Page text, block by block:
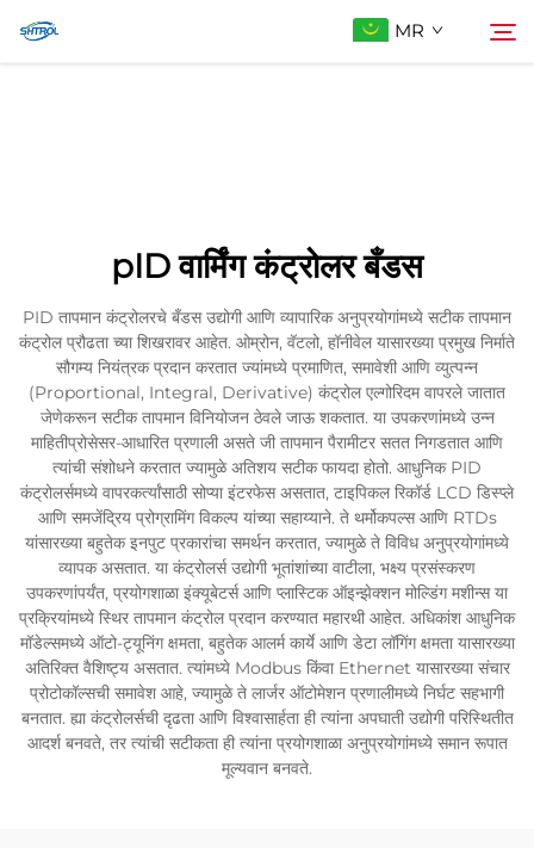
MR
आम्हाला संपर्क करा
pID वार्मिंग कंट्रोलर बँडस
PID तापमान कंट्रोलरचे बँडस उद्योगी आणि व्यापारिक अनुप्रयोगांमध्ये सटीक तापमान
कंट्रोल प्रौढता च्या शिखरावर आहेत. ओम्रोन, वॅटलो, हॉनीवेल यासारख्या प्रमुख निर्माते
सौगम्य नियंत्रक प्रदान करतात ज्यांमध्ये प्रमाणित, समावेशी आणि व्युत्पन्न
(Proportional, Integral, Derivative) कंट्रोल एल्गोरिदम वापरले जातात
जेणेकरून सटीक तापमान विनियोजन ठेवले जाऊ शकतात. या उपकरणांमध्ये उन्न
माहितीप्रोसेसर-आधारित प्रणाली असते जी तापमान पैरामीटर सतत निगडतात आणि
त्यांची संशोधने करतात ज्यामुळे अतिशय सटीक फायदा होतो. आधुनिक PID
कंट्रोलर्समध्ये वापरकर्त्यांसाठी सोप्या इंटरफेस असतात, टाइपिकल रिकॉर्ड LCD डिस्प्ले
आणि समजेंद्रिय प्रोग्रामिंग विकल्प यांच्या सहाय्याने. ते थर्मोकपल्स आणि RTDs
यांसारख्या बहुतेक इनपुट प्रकारांचा समर्थन करतात, ज्यामुळे ते विविध अनुप्रयोगांमध्ये
व्यापक असतात. या कंट्रोलर्स उद्योगी भूतांशांच्या वाटीला, भक्ष्य प्रसंस्करण
उपकरणांपर्यंत, प्रयोगशाळा इंक्यूबेटर्स आणि प्लास्टिक ऑइन्झेक्शन मोल्डिंग मशीन्स या
प्रक्रियांमध्ये स्थिर तापमान कंट्रोल प्रदान करण्यात महारथी आहेत. अधिकांश आधुनिक
मॉडेल्समध्ये ऑटो-ट्यूनिंग क्षमता, बहुतेक आलर्म कार्ये आणि डेटा लॉगिंग क्षमता यासारख्या
अतिरिक्त वैशिष्ट्य असतात. त्यांमध्ये Modbus किंवा Ethernet यासारख्या संचार
प्रोटोकॉल्सची समावेश आहे, ज्यामुळे ते लार्जर ऑटोमेशन प्रणालीमध्ये निर्घट सहभागी
बनतात. ह्या कंट्रोलर्सची दृढता आणि विश्वासार्हता ही त्यांना अपघाती उद्योगी परिस्थितीत
आदर्श बनवते, तर त्यांची सटीकता ही त्यांना प्रयोगशाळा अनुप्रयोगांमध्ये समान रूपात
मूल्यवान बनवते.